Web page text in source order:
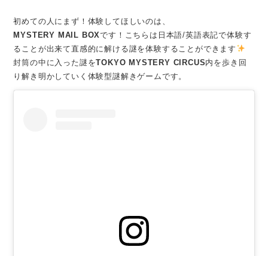
初めての人にまず！体験してほしいのは、
MYSTERY MAIL BOXです！こちらは日本語/英語表記で体験す
ることが出来て直感的に解ける謎を体験することができます
封筒の中に入った謎をTOKYO MYSTERY CIRCUS内を歩き回
り解き明かしていく体験型謎解きゲームです。